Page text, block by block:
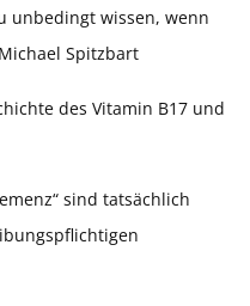
unbedingt wissen, wenn
Spitzbart
des Vitamin B17 und
sind tatsächlich